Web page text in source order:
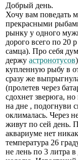
Добрый день.
Хочу вам поведать
прекрасными
рынку у одного
дорого всего по 20
самца). Про себя
держу астронотусов
купленную рыбу в
сразу же
(пролетев через
сдохнет зверюга,
на дне , подогнуви
оклималась. Через
живут по сей день.
аквариуме нет
температура 26
не лень по 3 литра в